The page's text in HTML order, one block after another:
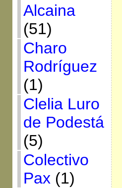
Alcaina
(51)
Charo
Rodríguez
(1)
Clelia Luro
de Podestá
(5)
Colectivo
Pax (1)